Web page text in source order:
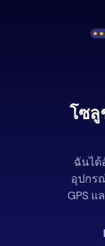
โซลู
ฉันได้
อุปกร
GPS